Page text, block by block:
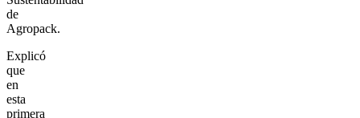
de
Agropack.
Explicó
que
en
esta
primera